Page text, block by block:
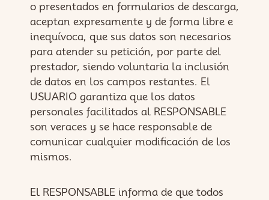
o presentados en formularios de descarga,
aceptan expresamente y de forma libre e
inequívoca, que sus datos son necesarios
para atender su petición, por parte del
prestador, siendo voluntaria la inclusión
de datos en los campos restantes. El
USUARIO garantiza que los datos
personales facilitados al RESPONSABLE
son veraces y se hace responsable de
comunicar cualquier modificación de los
mismos.
El RESPONSABLE informa de que todos